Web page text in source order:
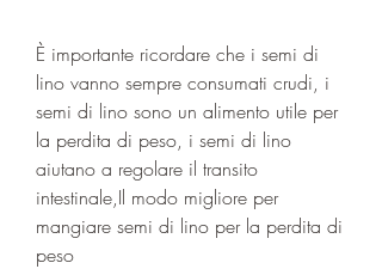
È importante ricordare che i semi di
lino vanno sempre consumati crudi, i
semi di lino sono un alimento utile per
la perdita di peso, i semi di lino
aiutano a regolare il transito
intestinale,Il modo migliore per
mangiare semi di lino per la perdita di
peso